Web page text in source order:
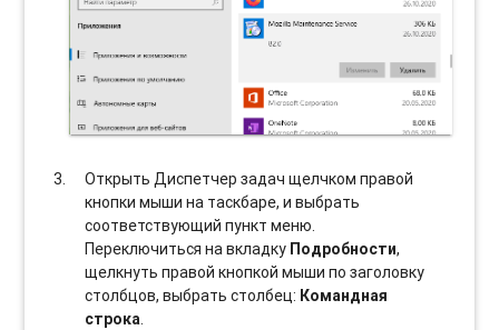
Открыть Диспетчер задач щелчком правой
кнопки мыши на таскбаре, и выбрать
соотвeтствующий пункт меню.
Переключиться на вкладку Подробности,
щелкнуть правой кнопкой мыши по заголовку
столбцов, выбрать столбец: Командная
строка.